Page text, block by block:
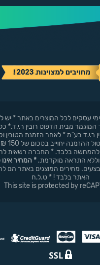
* זמן הכנה - עד 7 ימי עסקים לכל המוצרים באתר *
מבית הדפוס רובין ר.י.ד.* כל
ר.י.ד בע"מ * לאחר הזמנת הטובין
גרפית (
להמחשה בלבד. * החברה רשאית
התראה מוקדמת. * המחיר
מחירים המוצגים באתר הם
האתר בלבד ! * ט.ל.ח
This site is protected by